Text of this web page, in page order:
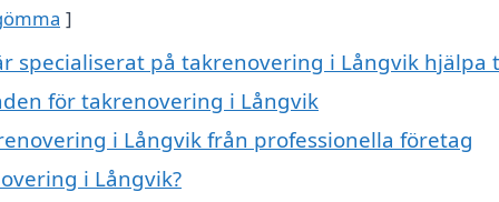
specialiserat på takrenovering i Långvik hjälpa
för takrenovering i Långvik
i Långvik från professionella företag
i Långvik?